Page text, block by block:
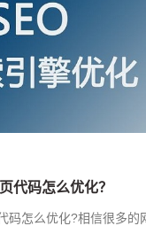
常的。2.更新的内容质量
新或不优
代码怎么优化？
码怎么优化?相信很多的